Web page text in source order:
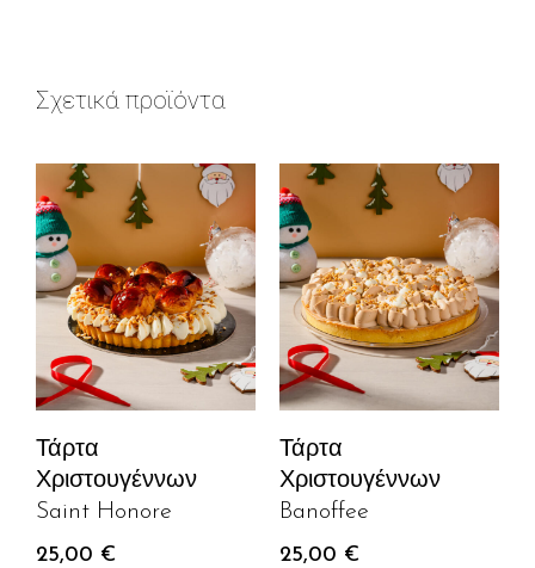
Σχετικά προϊόντα
Τάρτα
Χριστουγέννων
Saint Honore
25,00 €
Τάρτα
Χριστουγέννων
Banoffee
25,00 €